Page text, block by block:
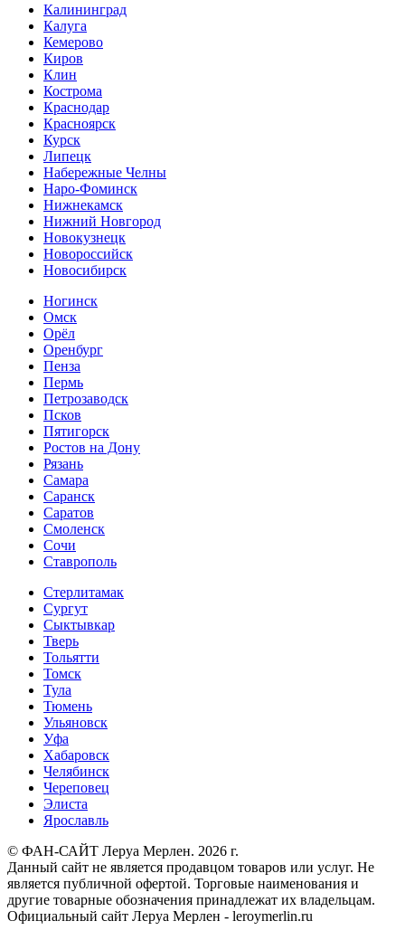
Калининград
Калуга
Кемерово
Киров
Клин
Кострома
Краснодар
Красноярск
Курск
Липецк
Набережные Челны
Наро-Фоминск
Нижнекамск
Нижний Новгород
Новокузнецк
Новороссийск
Новосибирск
Ногинск
Омск
Орёл
Оренбург
Пенза
Пермь
Петрозаводск
Псков
Пятигорск
Ростов на Дону
Рязань
Самара
Саранск
Саратов
Смоленск
Сочи
Ставрополь
Стерлитамак
Сургут
Сыктывкар
Тверь
Тольятти
Томск
Тула
Тюмень
Ульяновск
Уфа
Хабаровск
Челябинск
Череповец
Элиста
Ярославль
© ФАН-САЙТ Леруа Мерлен. 2026 г.
Данный сайт не является продавцом товаров или услуг. Не
является публичной офертой. Торговые наименования и
другие товарные обозначения принадлежат их владельцам.
Официальный сайт Леруа Мерлен - leroymerlin.ru